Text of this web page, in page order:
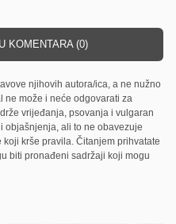
KOMENTARA (0)
njihovih autora/ica, a ne nužno
ne može i neće odgovarati za
vrijeđanja, psovanja i vulgaran
objašnjenja, ali to ne obavezuje
krše pravila. Čitanjem prihvatate
biti pronađeni sadržaji koji mogu